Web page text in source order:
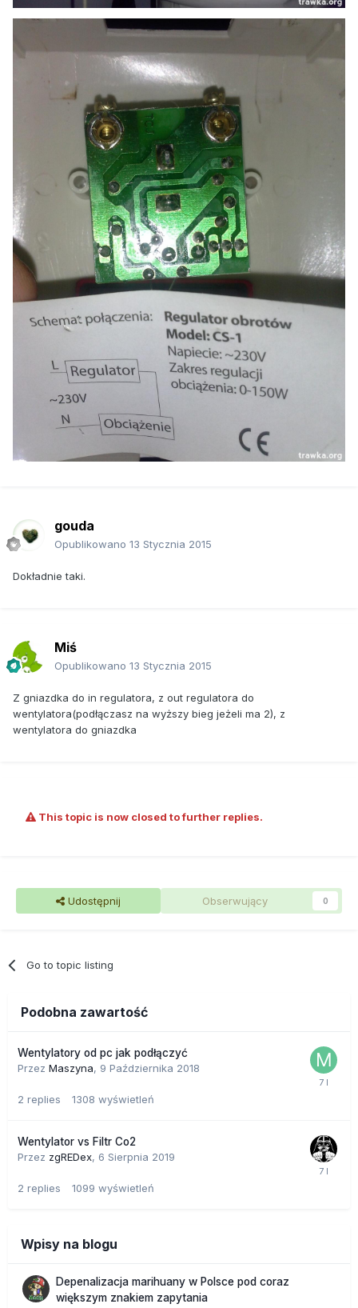
gouda
Opublikowano 13 Stycznia 2015
Dokładnie taki.
Miś
Opublikowano 13 Stycznia 2015
Z gniazdka do in regulatora, z out regulatora do
wentylatora(podłączasz na wyższy bieg jeżeli ma 2), z
wentylatora do gniazdka
This topic is now closed to further replies.
Udostępnij Obserwujący 0
Go to topic listing
Podobna zawartość
Wentylatory od pc jak podłączyć
Przez Maszyna, 9 Października 2018
2 replies 1308 wyświetleń
Wentylator vs Filtr Co2
Przez zgREDex, 6 Sierpnia 2019
2 replies 1099 wyświetleń
Wpisy na blogu
Depenalizacja marihuany w Polsce pod coraz
większym znakiem zapytania